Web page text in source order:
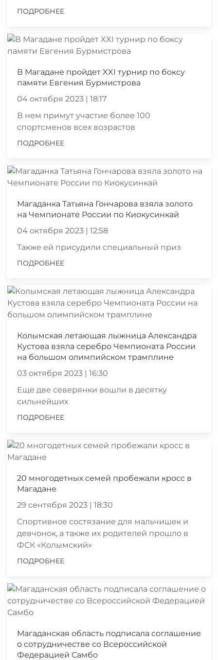
ПОДРОБНЕЕ
В Магадане пройдет XXI турнир по боксу
памяти Евгения Бурмистрова
04 октября 2023 | 18:17
В нем примут участие более 100
спортсменов всех возрастов
ПОДРОБНЕЕ
Магаданка Татьяна Гончарова взяла золото
на Чемпионате России по Киокусинкай
04 октября 2023 | 12:58
Также ей присудили специальный приз
ПОДРОБНЕЕ
Колымская летающая лыжница Александра
Кустова взяла серебро Чемпионата России
на большом олимпийском трамплине
03 октября 2023 | 16:30
Еще две северянки вошли в десятку
сильнейших
ПОДРОБНЕЕ
20 многодетных семей пробежали кросс в
Магадане
29 сентября 2023 | 18:30
Спортивное состязание для мальчишек и
девчонок, а также их родителей прошло в
ФСК «Колымский»
ПОДРОБНЕЕ
Магаданская область подписала соглашение
о сотрудничестве со Всероссийской
Федерацией Самбо